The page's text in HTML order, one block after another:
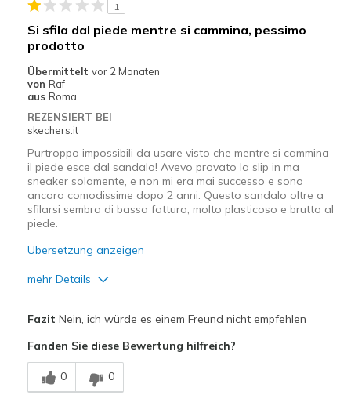
Feels true to width
Sizing
Feels full size too big
View On Shoes
1
Si sfila dal piede mentre si cammina, pessimo
prodotto
Übermittelt vor 2 Monaten
von Raf
aus Roma
REZENSIERT BEI
skechers.it
Purtroppo impossibili da usare visto che mentre si cammina
il piede esce dal sandalo! Avevo provato la slip in ma
sneaker solamente, e non mi era mai successo e sono
ancora comodissime dopo 2 anni. Questo sandalo oltre a
sfilarsi sembra di bassa fattura, molto plasticoso e brutto al
piede.
Übersetzung anzeigen
mehr Details
Nachteile
Bassa qualità
Fazit Nein, ich würde es einem Freund nicht empfehlen
Fanden Sie diese Bewertung hilfreich?
0 0